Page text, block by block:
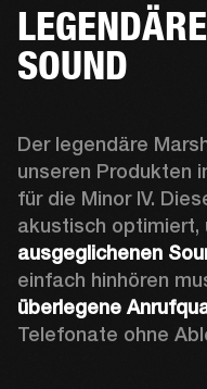
SOUND
Der legendäre
unseren Produkten
für die Minor IV.
akustisch optimiert,
ausgeglichenen
überlegene
Telefonate ohne